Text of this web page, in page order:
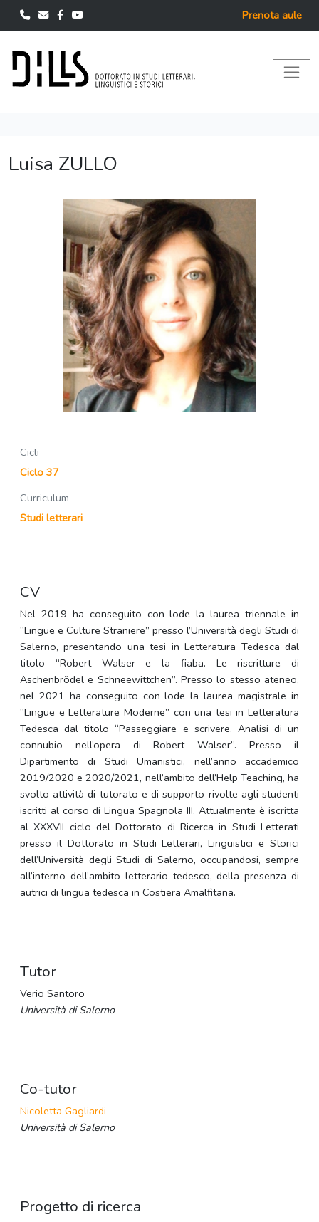
Prenota aule
Luisa ZULLO
Cicli
Ciclo 37
Curriculum
Studi letterari
CV
Nel 2019 ha conseguito con lode la laurea triennale in
“Lingue e Culture Straniere” presso l’Università degli Studi di
Salerno, presentando una tesi in Letteratura Tedesca dal
titolo “Robert Walser e la fiaba. Le riscritture di
Aschenbrödel e Schneewittchen”. Presso lo stesso ateneo,
nel 2021 ha conseguito con lode la laurea magistrale in
“Lingue e Letterature Moderne” con una tesi in Letteratura
Tedesca dal titolo “Passeggiare e scrivere. Analisi di un
connubio nell’opera di Robert Walser”. Presso il
Dipartimento di Studi Umanistici, nell’anno accademico
2019/2020 e 2020/2021, nell’ambito dell’Help Teaching, ha
svolto attività di tutorato e di supporto rivolte agli studenti
iscritti al corso di Lingua Spagnola III. Attualmente è iscritta
al XXXVII ciclo del Dottorato di Ricerca in Studi Letterati
presso il Dottorato in Studi Letterari, Linguistici e Storici
dell’Università degli Studi di Salerno, occupandosi, sempre
all’interno dell’ambito letterario tedesco, della presenza di
autrici di lingua tedesca in Costiera Amalfitana.
Tutor
Verio Santoro
Università di Salerno
Co-tutor
Nicoletta Gagliardi
Università di Salerno
Progetto di ricerca